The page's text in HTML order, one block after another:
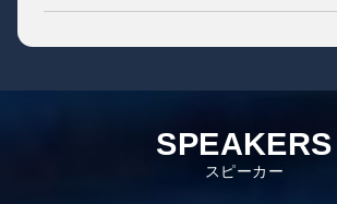
SPEAKERS
スピーカー